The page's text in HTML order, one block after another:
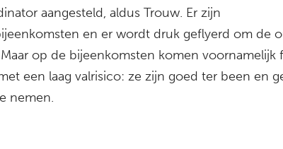
aangesteld, aldus Trouw. Er zijn
en er wordt druk geflyerd om de
op de bijeenkomsten komen voornamelijk
een laag valrisico: ze zijn goed ter been en
nemen.